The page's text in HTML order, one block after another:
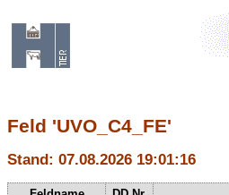
Feld 'UVO_C4_FE'
Stand: 07.08.2026 19:01:16